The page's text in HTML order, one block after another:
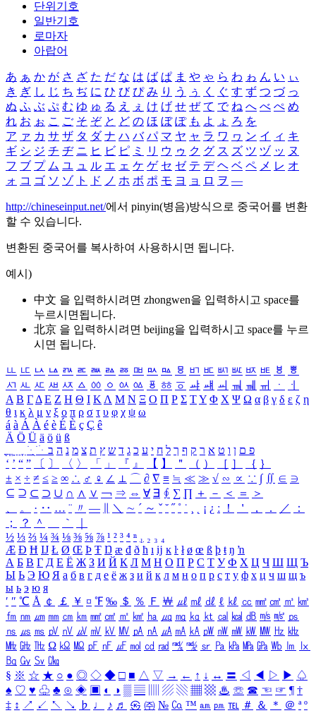
단위기호
일반기호
로마자
아랍어
あ ぁ か が さ ざ た だ な は ば ぱ ま や ゃ ら わ ゎ ん い ぃ
き ぎ し じ ち ぢ に ひ び ぴ み り う ぅ く ぐ す ず つ づ っ
ぬ ふ ぶ ぷ む ゆ ゅ る え ぇ け げ せ ぜ て で ね へ べ ぺ め
れ お ぉ こ ご そ ぞ と ど の ほ ぼ ぽ も よ ょ ろ を
ア ァ カ サ ザ タ ダ ナ ハ バ パ マ ヤ ャ ラ ワ ヮ ン イ ィ キ
ギ シ ジ チ ヂ ニ ヒ ビ ピ ミ リ ウ ゥ ク グ ス ズ ツ ヅ ッ ヌ
フ ブ プ ム ユ ュ ル エ ェ ケ ゲ セ ゼ テ デ ヘ ベ ペ メ レ オ
ォ コ ゴ ソ ゾ ト ド ノ ホ ボ ポ モ ヨ ョ ロ ヲ ―
http://chineseinput.net/에서 pinyin(병음)방식으로 중국어를 변환
할 수 있습니다.
변환된 중국어를 복사하여 사용하시면 됩니다.
예시)
中文 을 입력하시려면 zhongwen을 입력하시고 space를
누르시면됩니다.
北京 을 입력하시려면 beijing을 입력하시고 space를 누르
시면 됩니다.
ㅥ ㅦ ㅧ ㅨ ㅩ ㅪ ㅫ ㅬ ㅭ ㅮ ㅯ ㅰ ㅱ ㅲ ㅳ ㅴ ㅵ ㅶ ㅷ ㅸ
ㅹ
ㅺ ㅻ ㅼ ㅽ ㅾ ㅿ ㆀ ㆁ ㆂ ㆃ ㆄ ㆅ ㆆ ㆇ ㆈ ㆉ ㆊ ㆋ ㆌ ㆍ
ㆎ
Α Β ΓΔ Ε Ζ Η Θ Ι ΚΛ Μ Ν Ξ Ο Π Ρ Σ ΤΥ Φ Χ Ψ Ω α β γ δ ε ζ η
θ ι κ λ μ ν ξ ο π ρ σ τ υ φ χ ψ ω
á à Á À é è É È ç Ç ê
Ä Ö Ü ä ö ü ß
ִֶֹ ֻּ ׁׂ פ ם ן ו ט א ר ק ף ך ל ח י ע כ ג ד ש ץ ת צ מ נ ה ב
‘ ’ “ ” 〔 〕 〈 〉 「 」 『 』 【 】 ＂ （ ） ［ ］ ｛ ｝
± × ÷ ≠ ≤ ≥ ∞ ∴ ♂ ♀ ∠ ⊥ ⌒ ∂ ∇ ≡ ≒ ≪ ≫ √ ∽ ∝ ∵ ∫ ∬ ∈ ∋
⊆ ⊇ ⊂ ⊃ ∪ ∩ ∧ ∨ ￢ ⇒ ⇔ ∀ ∃ ∮ ∑ ∏ ＋ － ＜ ＝
＞
、
。 · ‥ … ¨ 〃 ― ＼ ∼ ´ ～ ˇ ˘ ˝ ˚ ˙ ¸ ¡ ¿ ː ！ ＇ ， ． ／
：
；
？ ＾ ｀
½ ⅓ ⅔ ¼ ¾ ⅛ ⅜ ⅝ ⅞ ¹ ² ³ ⁴ ⁿ ₁ ₂ ₃ ₄
Æ Ð Ħ Ĳ Ł Ø Œ Þ Ŧ Ŋ æ đ ð ħ ı ĳ ĸ ŀ ł ø œ ß þ ŧ ŋ ŉ
А Б В Г Д Е Ё Ж З И Й К Л М Н О П Р С Т У Ф Х Ц Ч Ш Щ Ъ
Ы Ь Э Ю Я а б в г д е ё ж з и й к л м н о п р с т у ф х ц ч ш щ ъ
ы ь э ю я
′ ″ ℃ Å ￠ ￡ ￥ ¤ ℉ ‰ ＄ ％ Ｆ ￦ ㎕ ㎖ ㎗ ℓ ㎘ ㏄ ㎣ ㎤ ㎥ ㎦
㎙ ㎚ ㎛ ㎜ ㎝ ㎞ ㎟ ㎠ ㎡ ㎢ ㏊ ㎍ ㎎ ㎏ ㏏ ㎈ ㎉ ㏈ ㎧ ㎨ ㎰
㎱ ㎲ ㎳ ㎴ ㎵ ㎶ ㎷ ㎸ ㎹ ㎀ ㎁ ㎂ ㎃ ㎄ ㎺ ㎻ ㎽ ㎾ ㎿ ㎐ ㎑
㎒ ㎓ ㎔ Ω ㏀ ㏁ ㎊ ㎋ ㎌ ㏖ ㏅ ㎭ ㎮ ㎯ ㏛ ㎩ ㎪ ㎫ ㎬ ㏝ ㏐
㏓
㏃ ㏉ ㏜ ㏆
§ ※ ☆ ★ ○ ● ◎ ◇ ◆ □ ■ △ ▽ → ← ↑ ↓ ↔ 〓 ◁ ◀ ▷ ▶ ♤
♠ ♡ ♥ ♧ ♣ ⊙ ◈ ▣ ◐ ◑ ▒ ▤ ▨ ▧ ▦ ▩ ♨ ☏ ☎ ☜ ☞ ¶ †
‡ ↕ ↗ ↙ ↖ ↘ ♭ ♩ ♪ ♬ ㉿ ㈜ № ㏇ ™ ㏂ ㏘ ℡ ＃ ＆ ＊ ＠ ª º